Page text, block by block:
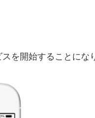
を開始することにな